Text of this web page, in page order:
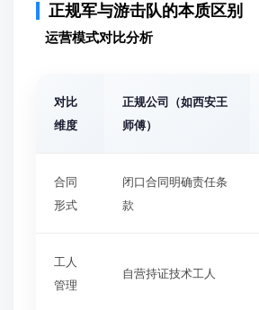
正规军与游击队的本质区别
运营模式对比分析
对比
维度
正规公司（如西安王
师傅）
合同
形式
闭口合同明确责任条
款
工人
管理
自营持证技术工人